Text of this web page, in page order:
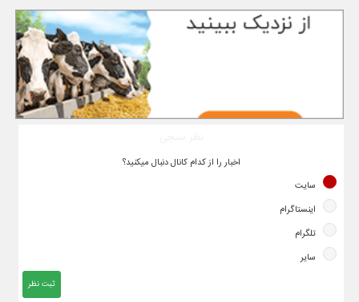
اخبار را از کدام کانال دنبال میکنید؟
سایت
اینستاگرام
تلگرام
سایر
ثبت نظر